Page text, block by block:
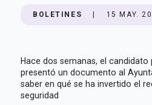
BOLETINES 15 MAY.
Hace dos semanas, el candidato
presentó un documento al
saber en qué se ha invertido el
seguridad